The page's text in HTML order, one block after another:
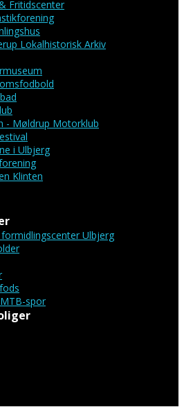
Fritidscenter
Lokalhistorisk Arkiv
- Møldrup Motorklub
i Ulbjerg
Klinten
Ulbjerg
spor